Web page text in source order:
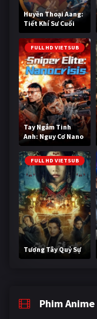
Huyền Thoại Aang:
Tiết Khí Sư Cuối
Cùng
FULL HD VIETSUB
Tay Ngắm Tinh
Anh: Nguy Cơ Nano
FULL HD VIETSUB
Tương Tây Quỷ Sự
Phim Anime